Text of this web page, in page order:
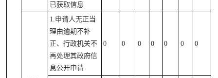
已获取信息
1.申请人无正当
理由逾期不补
正、行政机关不
再处理其政府信
息公开申请
0 0 0 0 0 0 0